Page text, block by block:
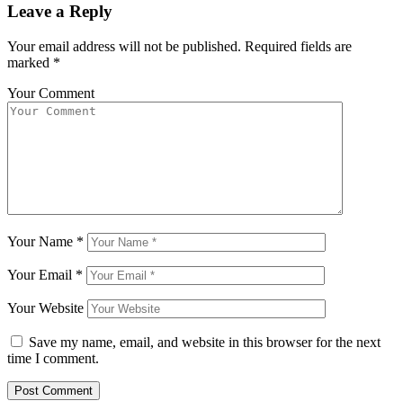
Leave a Reply
Your email address will not be published. Required fields are
marked *
Your Comment
Your Name *
Your Email *
Your Website
Save my name, email, and website in this browser for the next
time I comment.